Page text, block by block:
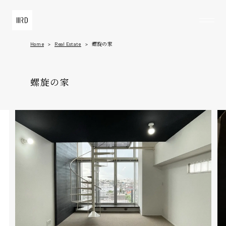
Architects
Real Estate
Construction
Home Real Estate 螺旋の家
螺旋の家